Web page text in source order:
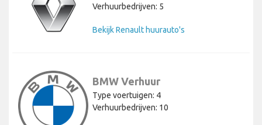
Verhuurbedrijven: 5
Bekijk Renault huurauto's
BMW Verhuur
Type voertuigen: 4
Verhuurbedrijven: 10